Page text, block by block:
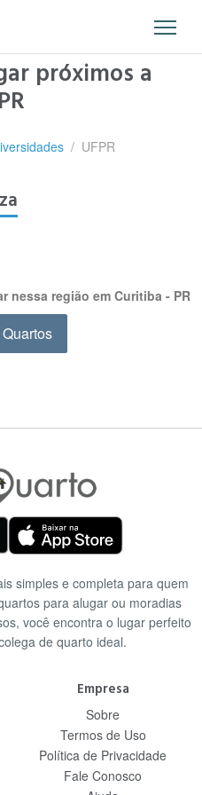
próximos a
UFPR
nessa região em Curitiba - PR
simples e completa para quem
para alugar ou moradias
você encontra o lugar perfeito
de quarto ideal.
Empresa
Sobre
Termos de Uso
Política de Privacidade
Fale Conosco